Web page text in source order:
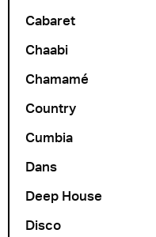
Cabaret
Chaabi
Chamamé
Country
Cumbia
Dans
Deep House
Disco